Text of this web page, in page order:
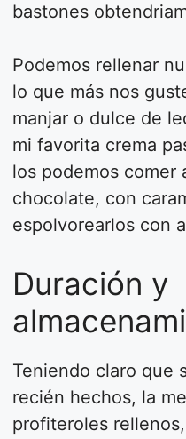
bastones
Podemos rellenar
lo que más nos
manjar o dulce de
mi favorita crema
los podemos comer
chocolate, con
espolvorearlos con
Duración y
Teniendo claro que
recién hechos, la
profiteroles